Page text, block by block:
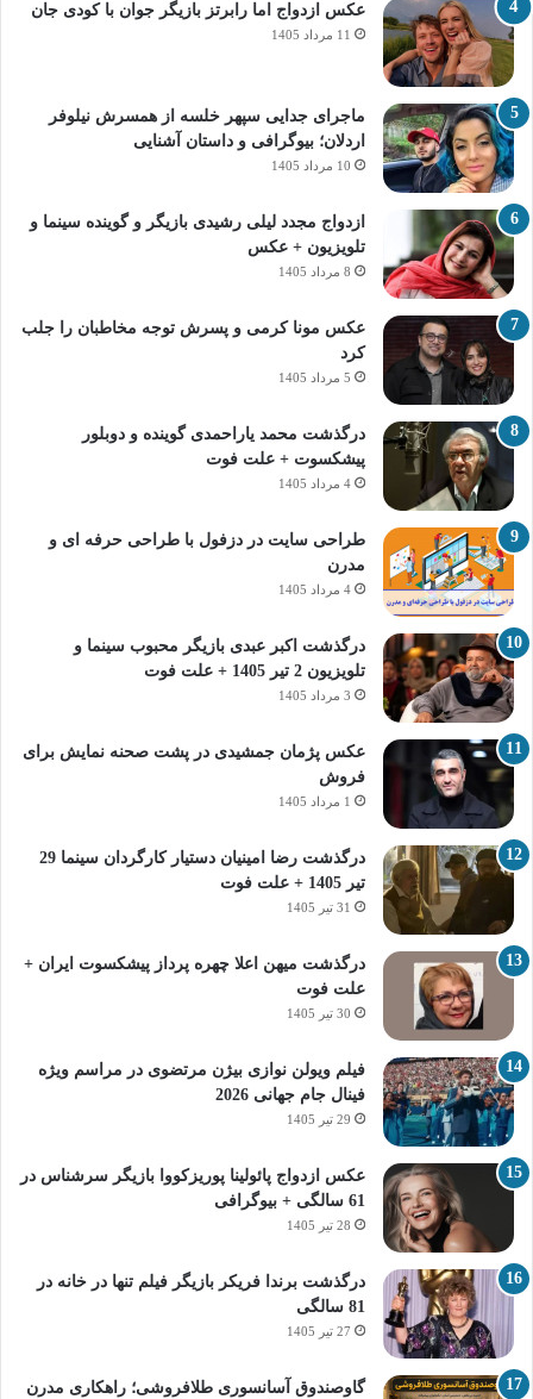
عکس ازدواج اما رابرتز بازیگر جوان با کودی جان
11 مرداد 1405
ماجرای جدایی سپهر خلسه از همسرش نیلوفر
اردلان؛ بیوگرافی و داستان آشنایی
10 مرداد 1405
ازدواج مجدد لیلی رشیدی بازیگر و گوینده سینما و
تلویزیون + عکس
8 مرداد 1405
عکس مونا کرمی و پسرش توجه مخاطبان را جلب
کرد
5 مرداد 1405
درگذشت محمد یاراحمدی گوینده و دوبلور
پیشکسوت + علت فوت
4 مرداد 1405
طراحی سایت در دزفول با طراحی حرفه‌ ای و
مدرن
4 مرداد 1405
درگذشت اکبر عبدی بازیگر محبوب سینما و
تلویزیون 2 تیر 1405 + علت فوت
3 مرداد 1405
عکس پژمان جمشیدی در پشت صحنه نمایش برای
فروش
1 مرداد 1405
درگذشت رضا امینیان دستیار کارگردان سینما 29
تیر 1405 + علت فوت
31 تیر 1405
درگذشت میهن اعلا چهره پرداز پیشکسوت ایران +
علت فوت
30 تیر 1405
فیلم ویولن نوازی بیژن مرتضوی در مراسم ویژه
فینال جام جهانی 2026
29 تیر 1405
عکس ازدواج پائولینا پوریزکووا بازیگر سرشناس در
61 سالگی + بیوگرافی
28 تیر 1405
درگذشت برندا فریکر بازیگر فیلم تنها در خانه در
81 سالگی
27 تیر 1405
گاوصندوق آسانسوری طلافروشی؛ راهکاری مدرن